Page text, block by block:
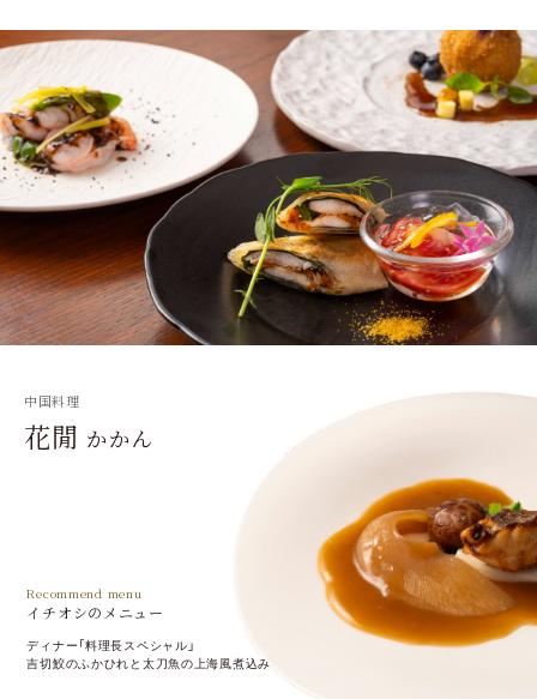
中国料理
花閒 かかん
Recommend menu
イチオシのメニュー
ディナー「料理長スペシャル」
吉切鮫のふかひれと太刀魚の上海風煮込み